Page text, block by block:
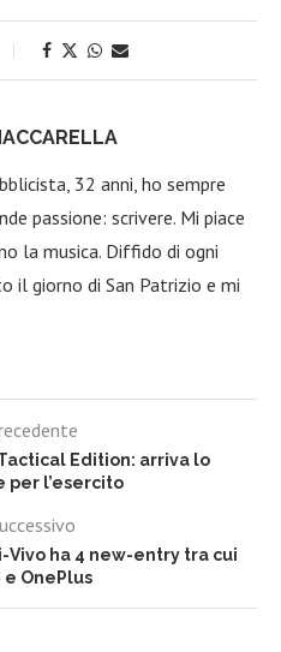
32 anni, ho sempre
passione: scrivere. Mi piace
la musica. Diffido di ogni
il giorno di San Patrizio e mi
Edition: arriva lo
per l’esercito
Vivo ha 4 new-entry tra cui
e OnePlus